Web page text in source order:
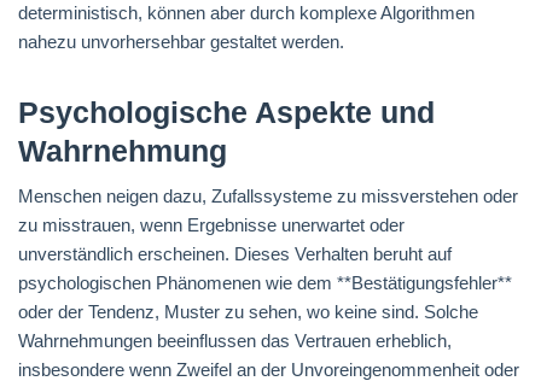
deterministisch, können aber durch komplexe Algorithmen
nahezu unvorhersehbar gestaltet werden.
Psychologische Aspekte und
Wahrnehmung
Menschen neigen dazu, Zufallssysteme zu missverstehen oder
zu misstrauen, wenn Ergebnisse unerwartet oder
unverständlich erscheinen. Dieses Verhalten beruht auf
psychologischen Phänomenen wie dem **Bestätigungsfehler**
oder der Tendenz, Muster zu sehen, wo keine sind. Solche
Wahrnehmungen beeinflussen das Vertrauen erheblich,
insbesondere wenn Zweifel an der Unvoreingenommenheit oder